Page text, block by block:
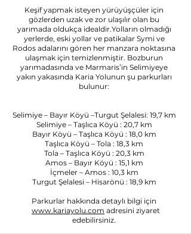
Keşif yapmak isteyen yürüyüşçüler için
gözlerden uzak ve zor ulaşılır olan bu
yarımada oldukça idealdir.Yolların olmadığı
yerlerde, eski yollar ve patikalar Symi ve
Rodos adalarını gören her manzara noktasına
ulaşmak için temizlenmiştir. Bozburun
yarımadasında ve Marmaris’in Selimiyeye
yakın yakasında Karia Yolunun şu parkurları
bulunur:
Selimiye – Bayır Köyü –Turgut Şelalesi: 19,7 km
Selimiye – Taşlıca Köyü : 20,7 km
Bayır Köyü – Taşlıca Köyü : 18,0 km
Taşlıca Köyü – Tola : 18,3 km
Tola – Taşlıca Köyü : 20,3 km
Amos – Bayır Köyü : 15,1 km
İçmeler – Amos : 10,3 km
Turgut Şelalesi – Hisarönü : 18,9 km
Parkurlar hakkında detaylı bilgi için
www.kariayolu.com adresini ziyaret
edebilirsiniz.